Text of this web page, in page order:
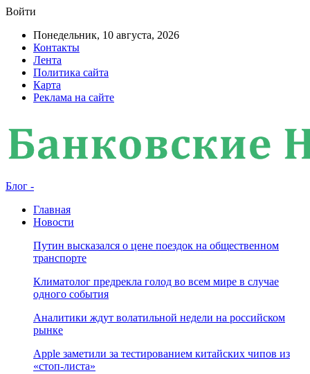
Войти
Понедельник, 10 августа, 2026
Контакты
Лента
Политика сайта
Карта
Реклама на сайте
Блог -
Главная
Новости
Путин высказался о цене поездок на общественном
транспорте
Климатолог предрекла голод во всем мире в случае
одного события
Аналитики ждут волатильной недели на российском
рынке
Apple заметили за тестированием китайских чипов из
«стоп-листа»